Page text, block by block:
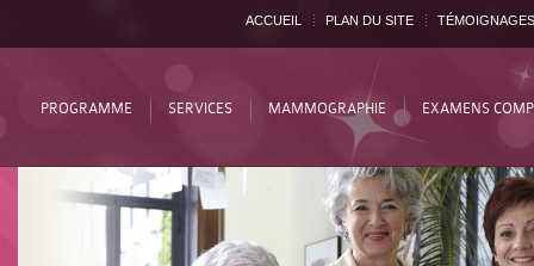
ACCUEIL PLAN DU SITE TÉMOIGNAGES
PROGRAMME SERVICES MAMMOGRAPHIE EXAMENS